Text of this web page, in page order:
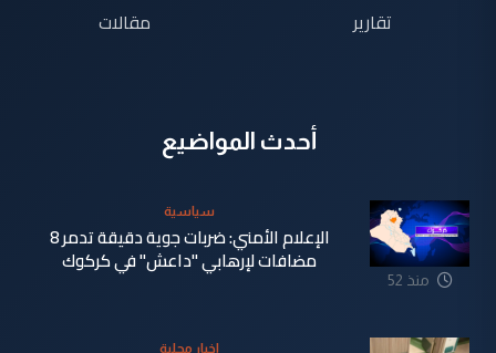
تقارير
مقالات
أحدث المواضيع
منذ 52
سياسية
الإعلام الأمني: ضربات جوية دقيقة تدمر 8
مضافات لإرهابي "داعش" في كركوك
اخبار محلية